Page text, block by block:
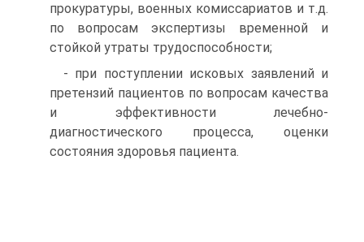
прокуратуры, военных комиссариатов и т.д.
по вопросам экспертизы временной и
стойкой утраты трудоспособности;
- при поступлении исковых заявлений и
претензий пациентов по вопросам качества
и эффективности лечебно-
диагностического процесса, оценки
состояния здоровья пациента.